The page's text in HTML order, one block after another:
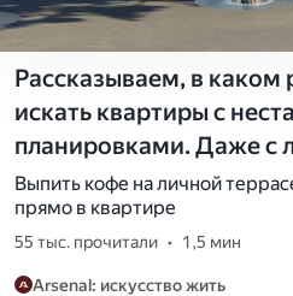
Рассказываем, в каком
искать квартиры с
планировками. Даже с
Выпить кофе на личной
прямо в квартире
55 тыс. прочитали • 1,5 мин
Arsenal: искусство жить